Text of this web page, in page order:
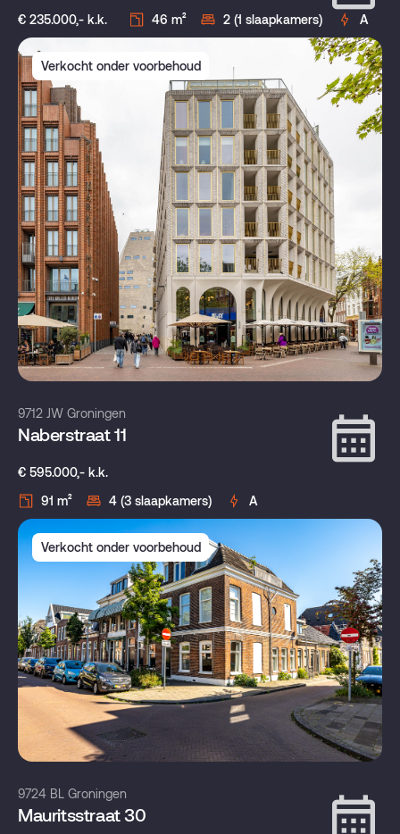
€ 235.000,- k.k. 46 m² 2 (1 slaapkamers) A
Verkocht onder voorbehoud
9712 JW Groningen
Naberstraat 11
€ 595.000,- k.k.
91 m²
4 (3 slaapkamers) A
Verkocht onder voorbehoud
9724 BL Groningen
Mauritsstraat 30